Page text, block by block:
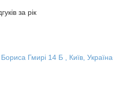
за рік
Гмирі 14 Б , Київ, Україна